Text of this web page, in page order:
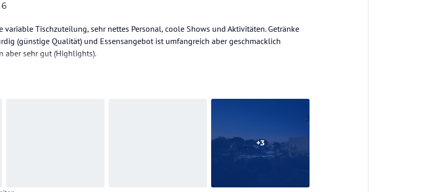
6
variable Tischzuteilung, sehr nettes Personal, coole Shows und Aktivitäten. Getränke
(günstige Qualität) und Essensangebot ist umfangreich aber geschmacklich
aber sehr gut (Highlights).
+3